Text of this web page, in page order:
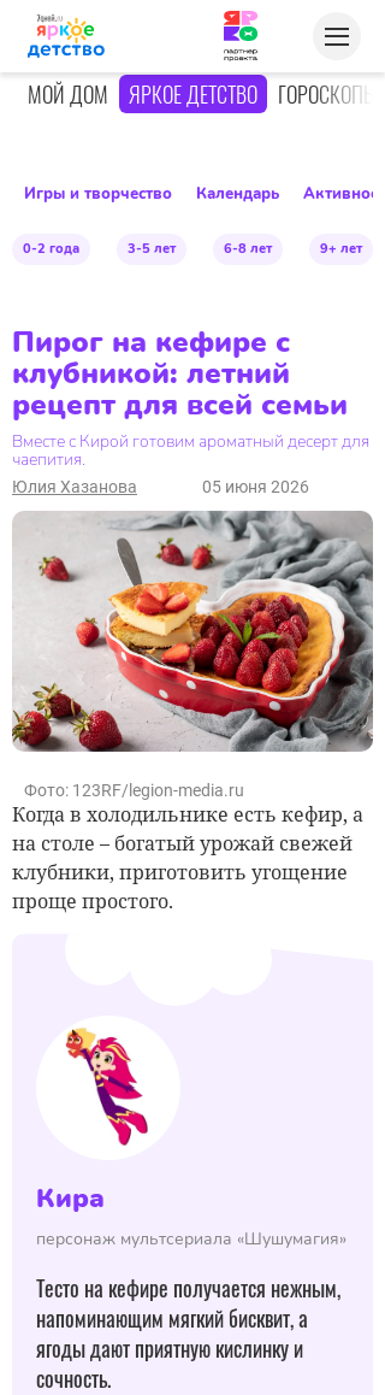
МОЙ ДОМ ЯРКОЕ ДЕТСТВО ГОРОСКОПЫ
Игры и творчество Календарь Активное
0-2 года 3-5 лет 6-8 лет 9+ лет
Пирог на кефире с
клубникой: летний
рецепт для всей семьи
Вместе с Кирой готовим ароматный десерт для
чаепития.
Юлия Хазанова 05 июня 2026
Фото: 123RF/legion-media.ru
Когда в холодильнике есть кефир, а
на столе – богатый урожай свежей
клубники, приготовить угощение
проще простого.
Кира
персонаж мультсериала «Шушумагия»
Тесто на кефире получается нежным,
напоминающим мягкий бисквит, а
ягоды дают приятную кислинку и
сочность.